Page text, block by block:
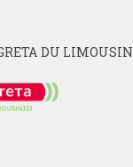
DU LIMOUSIN